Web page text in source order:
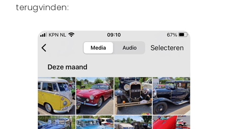
terugvinden: